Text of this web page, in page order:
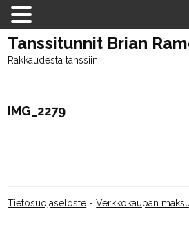
Tanssitunnit Brian
Rakkaudesta tanssiin
IMG_2279
Tietosuojaseloste -Verkkokaupan